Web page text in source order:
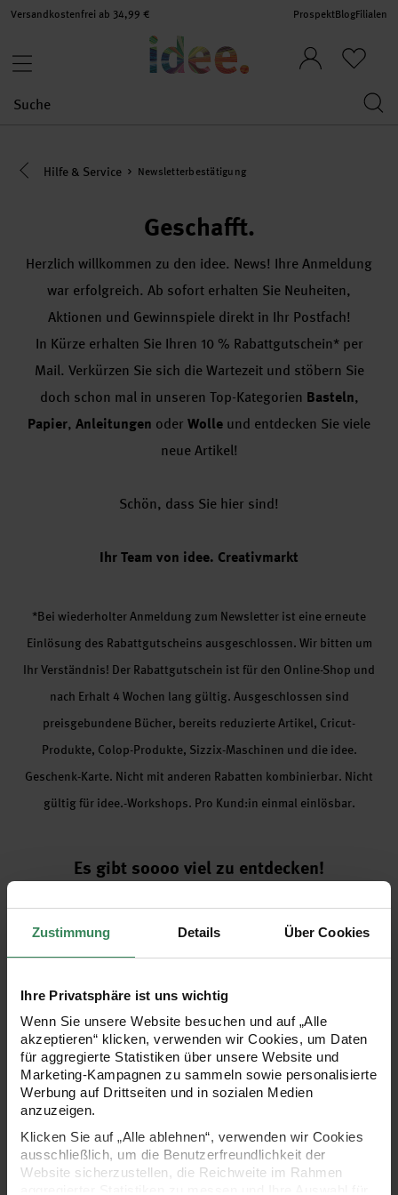
Zustimmung Details Über Cookies
Ihre Privatsphäre ist uns wichtig
Wenn Sie unsere Website besuchen und auf „Alle
akzeptieren“ klicken, verwenden wir Cookies, um Daten
für aggregierte Statistiken über unsere Website und
Marketing-Kampagnen zu sammeln sowie personalisierte
Werbung auf Drittseiten und in sozialen Medien
anzuzeigen.
Klicken Sie auf „Alle ablehnen“, verwenden wir Cookies
ausschließlich, um die Benutzerfreundlichkeit der
Website sicherzustellen, die Reichweite im Rahmen
Versandkostenfrei ab 34,99 € ProspektBlogFilialen
Eine Kategorie zurück navigieren
Hilfe & Service Newsletterbestätigung
Geschafft.
Herzlich willkommen zu den idee. News! Ihre Anmeldung
war erfolgreich. Ab sofort erhalten Sie Neuheiten,
Aktionen und Gewinnspiele direkt in Ihr Postfach!
In Kürze erhalten Sie Ihren 10 % Rabattgutschein* per
Mail. Verkürzen Sie sich die Wartezeit und stöbern Sie
doch schon mal in unseren Top-Kategorien Basteln,
Papier, Anleitungen oder Wolle und entdecken Sie viele
neue Artikel!
Schön, dass Sie hier sind!
Ihr Team von idee. Creativmarkt
*Bei wiederholter Anmeldung zum Newsletter ist eine erneute
Einlösung des Rabattgutscheins ausgeschlossen. Wir bitten um
Ihr Verständnis! Der Rabattgutschein ist für den Online-Shop und
nach Erhalt 4 Wochen lang gültig. Ausgeschlossen sind
preisgebundene Bücher, bereits reduzierte Artikel, Cricut-
Produkte, Colop-Produkte, Sizzix-Maschinen und die idee.
Geschenk-Karte. Nicht mit anderen Rabatten kombinierbar. Nicht
gültig für idee.-Workshops. Pro Kund:in einmal einlösbar.
Es gibt soooo viel zu entdecken!
Basteln Künstlerbedarf